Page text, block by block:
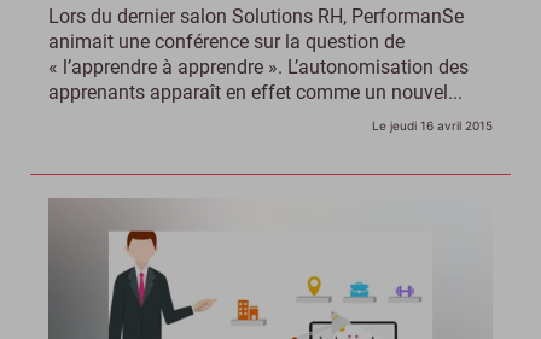
Lors du dernier salon Solutions RH, PerformanSe
animait une conférence sur la question de
« l’apprendre à apprendre ». L’autonomisation des
apprenants apparaît en effet comme un nouvel...
Le jeudi 16 avril 2015